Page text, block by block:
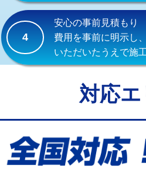
持込商品取付（浄水器・分岐水栓）
給水管工事※（ホール加工)
給水管工事※（バンド止め)
給水管工事※（保温材使用（バン
給水管工事※（土の掘削・埋め戻し
業)
4
安心の事前見積もり
費用を事前に明示し
いただいたうえで施
対応